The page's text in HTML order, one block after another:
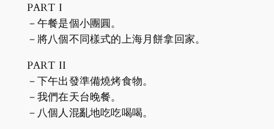
PART I
－午餐是個小團圓。
－將八個不同樣式的上海月餅拿回家。
PART II
－下午出發準備燒烤食物。
－我們在天台晚餐。
－八個人混亂地吃吃喝喝。